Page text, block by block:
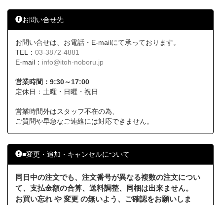
お問い合せ先
お問い合せは、お電話・E-mailにて承っております。
TEL： 03-3872-4881
E-mail： info@itoh-noboru.jp
営業時間：9:30～17:00
定休日：土曜・日曜・祝日
営業時間外はスタッフ不在の為、
ご質問や早急なご連絡には対応できません。
■変更・追加・キャンセルについて
同日中の注文でも、注文番号が異なる複数の注文につい
て、支払金額の合算、送料調整、同梱は出来ません。
お買い忘れ や 変更 の無いよう、ご確認をお願いしま